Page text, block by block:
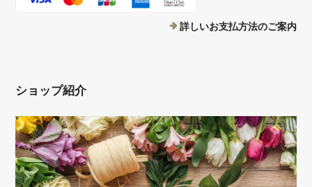
詳しいお支払方法のご案内
ショップ紹介